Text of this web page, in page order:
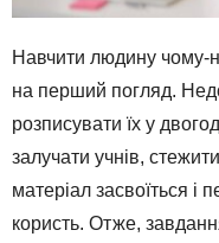
Навчити людину чому-
на перший погляд.
розписувати їх у
залучати учнів,
матеріал засвоїться і
користь. Отже,